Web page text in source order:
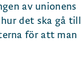
av unionens
det ska gå till
för att man